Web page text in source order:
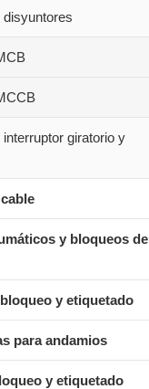
disyuntores
giratorio y
y bloqueos de
y etiquetado
para andamios
y etiquetado